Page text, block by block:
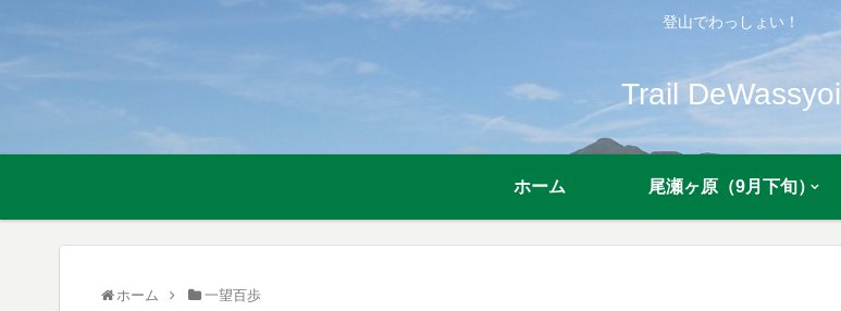
登山でわっしょい！
Trail DeWassyoi
ホーム 尾瀬ヶ原（9月下旬）
ホーム 一望百歩